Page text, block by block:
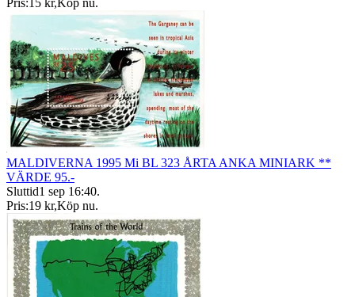
MALDIVERNA 1995 Mi BL 323 ÅRTA ANKA MINIARK **
VÄRDE 95.-
Sluttid1 sep 16:40.
Pris:19 kr,Köp nu.